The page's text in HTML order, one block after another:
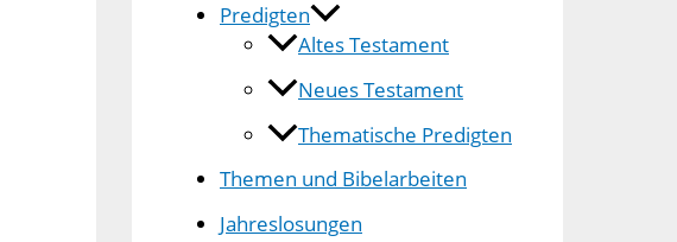
Predigten
Altes Testament
Neues Testament
Thematische Predigten
Themen und Bibelarbeiten
Jahreslosungen